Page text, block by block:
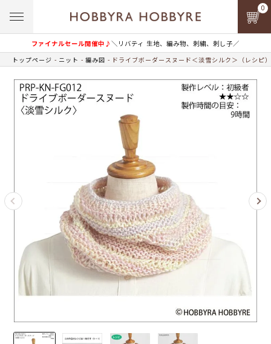
ファイナルセール開催中♪＼リバティ 生地、編み物、刺繍、刺し子／
0
トップページ ニット 編み図 ドライブボーダースヌード＜淡雪シルク＞（レシピ）